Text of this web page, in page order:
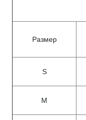
Размер
S
M